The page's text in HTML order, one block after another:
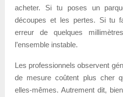
acheter. Si tu poses un
découpes et les pertes. Si tu
erreur de quelques
l’ensemble instable.
Les professionnels observent
de mesure coûtent plus cher
elles-mêmes. Autrement dit,